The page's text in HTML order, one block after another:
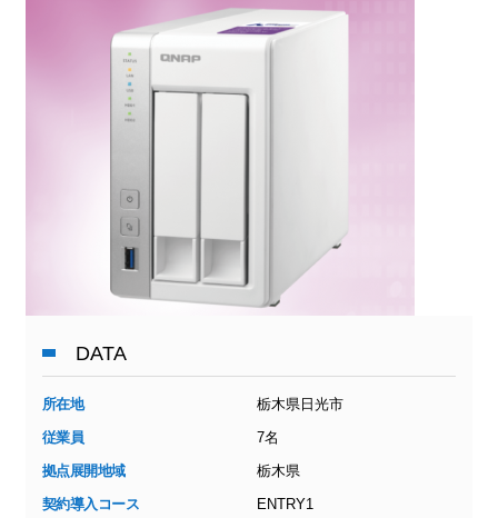
DATA
所在地
栃木県日光市
従業員
7名
拠点展開地域
栃木県
契約導入コース
ENTRY1